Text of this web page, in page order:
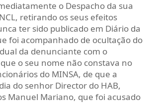
o Despacho da sua
retirando os seus efeitos
ter sido publicado em Diário da
foi acompanhado de ocultação do
da denunciante com o
o seu nome não constava no
do MINSA, de que a
do senhor Director do HAB,
Manuel Mariano, que foi acusado